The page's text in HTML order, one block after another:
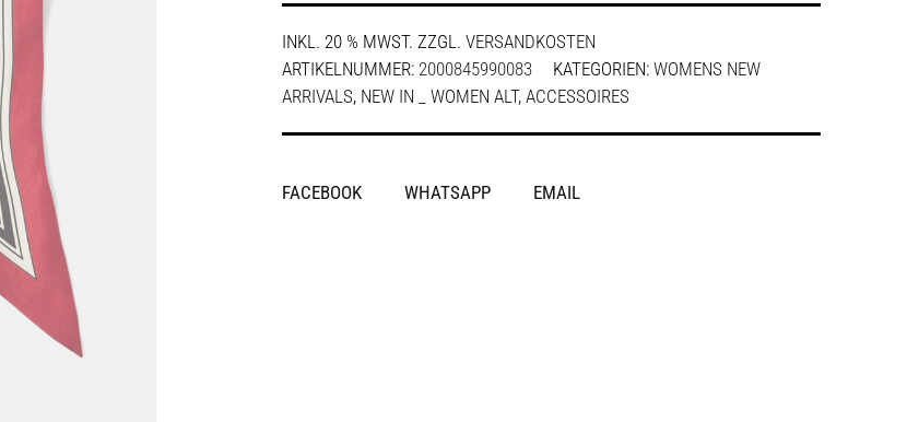
INKL. 20 % MWST. ZZGL. VERSANDKOSTEN
ARTIKELNUMMER: 2000845990083 KATEGORIEN: WOMENS NEW
ARRIVALS, NEW IN _ WOMEN ALT, ACCESSOIRES
SHARE
FACEBOOK WHATSAPP EMAIL